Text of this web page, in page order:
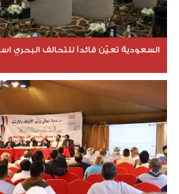
السعودية تعيّن قائداً للتحالف البحري